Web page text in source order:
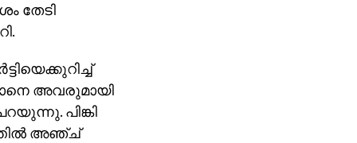
തേടി
അവരുമായി
പിങ്കി
അഞ്ച്